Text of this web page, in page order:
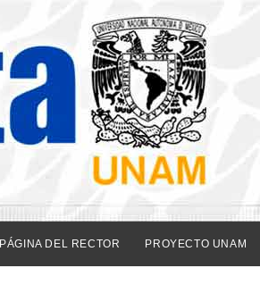
PÁGINA DEL RECTOR PROYECTO UNAM